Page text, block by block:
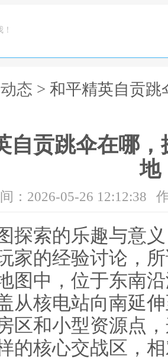
态 > 和平精英自贡
自贡跳伞在哪
地
：2026-05-26 12:12:38
探索的乐趣与意
家的经验讨论，
图中，位于东南
从核电站向南延
区和小型资源点
的核心交战区，